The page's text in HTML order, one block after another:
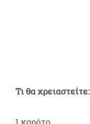
Τι θα χρειαστείτε:
1 καρότο